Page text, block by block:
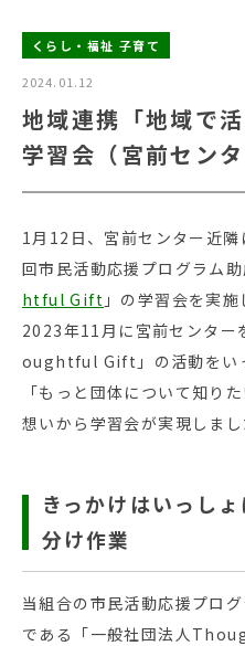
くらし・福祉 子育て
2024.01.12
地域連携「地域で
学習会（宮前センタ
1月12日、宮前センター近
回市民活動応援プログラム
htful Gift 」の学習会を実施
2023年11月に宮前センター
oughtful Gift」の活動をい
「もっと団体について知り
想いから学習会が実現しまし
きっかけはいっし
分け作業
当組合の市民活動応援プロ
である「一般社団法人